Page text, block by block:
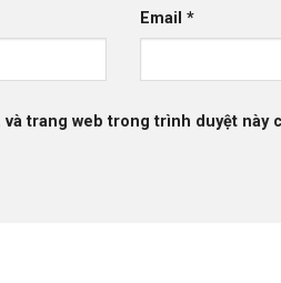
Email*
và trang web trong trình duyệt này